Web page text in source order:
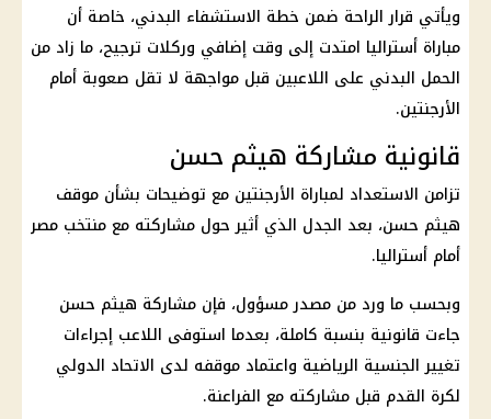
ويأتي قرار الراحة ضمن خطة الاستشفاء البدني، خاصة أن
مباراة أستراليا امتدت إلى وقت إضافي وركلات ترجيح، ما زاد من
الحمل البدني على اللاعبين قبل مواجهة لا تقل صعوبة أمام
الأرجنتين.
قانونية مشاركة هيثم حسن
تزامن الاستعداد لمباراة الأرجنتين مع توضيحات بشأن موقف
هيثم حسن، بعد الجدل الذي أثير حول مشاركته مع منتخب مصر
أمام أستراليا.
وبحسب ما ورد من مصدر مسؤول، فإن مشاركة هيثم حسن
جاءت قانونية بنسبة كاملة، بعدما استوفى اللاعب إجراءات
تغيير الجنسية الرياضية واعتماد موقفه لدى الاتحاد الدولي
لكرة القدم قبل مشاركته مع الفراعنة.